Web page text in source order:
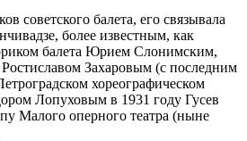
советского балета, его связывала
более известным, как
балета Юрием Слонимским,
Захаровым (с последним
хореографическом
Лопуховым в 1931 году Гусев
Малого оперного театра (ныне